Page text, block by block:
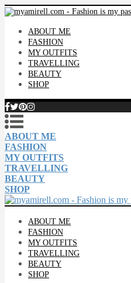
ABOUT ME
FASHION
MY OUTFITS
TRAVELLING
BEAUTY
SHOP
ABOUT ME
FASHION
MY OUTFITS
TRAVELLING
BEAUTY
SHOP
ABOUT ME
FASHION
MY OUTFITS
TRAVELLING
BEAUTY
SHOP